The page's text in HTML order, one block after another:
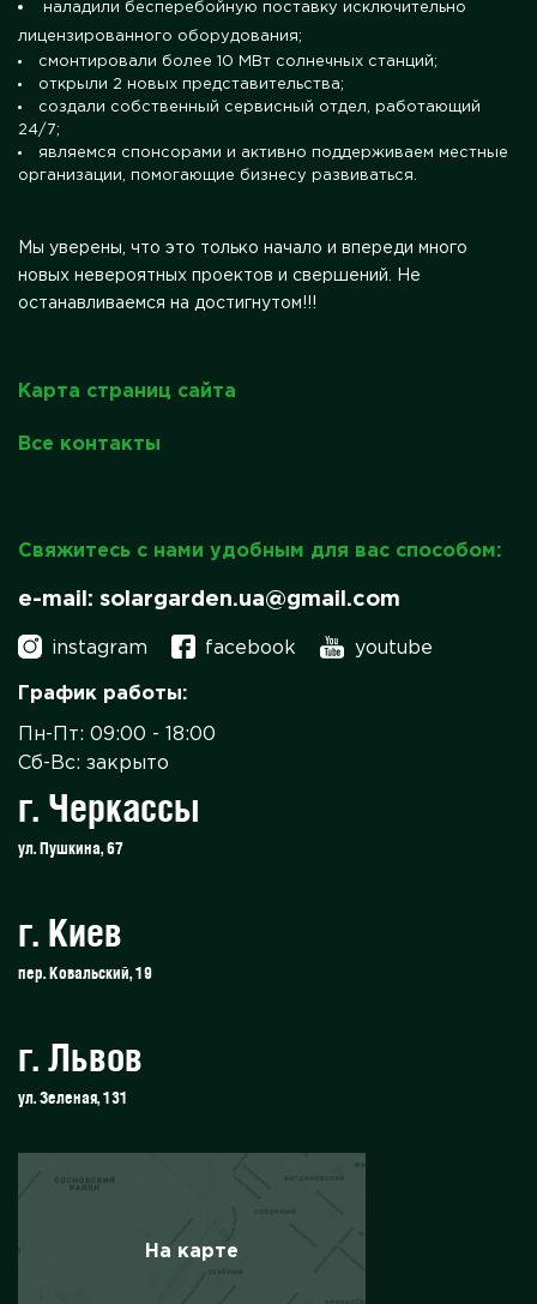
Карта страниц сайта
Все контакты
Свяжитесь с нами удобным для вас способом:
e-mail: solargarden.ua@gmail.com
instagram facebook youtube
График работы:
Пн-Пт: 09:00 - 18:00
Сб-Вс: закрыто
г. Черкассы
ул. Пушкина, 67
г. Киев
пер. Ковальский, 19
г. Львов
ул. Зеленая, 131
На карте
наладили бесперебойную поставку исключительно
лицензированного оборудования;
смонтировали более 10 МВт солнечных станций;
открыли 2 новых представительства;
создали собственный сервисный отдел, работающий
24/7;
являемся спонсорами и активно поддерживаем местные
организации, помогающие бизнесу развиваться.
Мы уверены, что это только начало и впереди много
новых невероятных проектов и свершений. Не
останавливаемся на достигнутом!!!